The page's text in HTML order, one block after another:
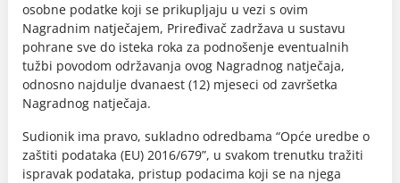
osobne podatke koji se prikupljaju u vezi s ovim
Nagradnim natječajem, Priređivač zadržava u sustavu
pohrane sve do isteka roka za podnošenje eventualnih
tužbi povodom održavanja ovog Nagradnog natječaja,
odnosno najdulje dvanaest (12) mjeseci od završetka
Nagradnog natječaja.
Sudionik ima pravo, sukladno odredbama “Opće uredbe o
zaštiti podataka (EU) 2016/679”, u svakom trenutku tražiti
ispravak podataka, pristup podacima koji se na njega